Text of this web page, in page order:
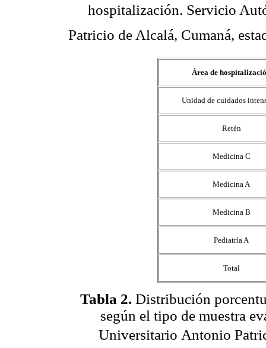
hospitalización. Servicio
Patricio de Alcalá, Cumaná,
Área de
Unidad de cuidados
Retén
Medicina C
Medicina A
Medicina B
Pediatría A
Total
Tabla 2. Distribución
según el tipo de muestra
Universitario Antonio